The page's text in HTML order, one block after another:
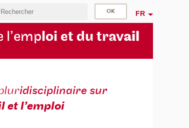
FR
l’emploi et du travail
idisciplinaire sur
et l’emploi